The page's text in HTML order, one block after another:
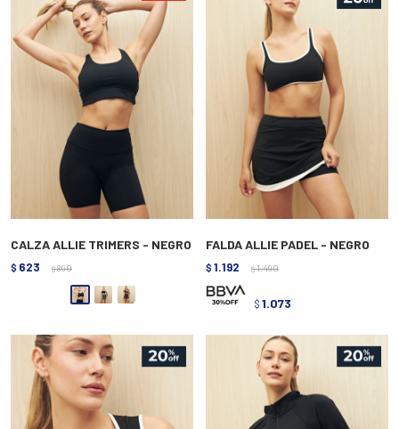
CALZA ALLIE TRIMERS - NEGRO
$ 623 $ 890
FALDA ALLIE PADEL - NEGRO
$ 1.192 $ 1.490
$ 1.073